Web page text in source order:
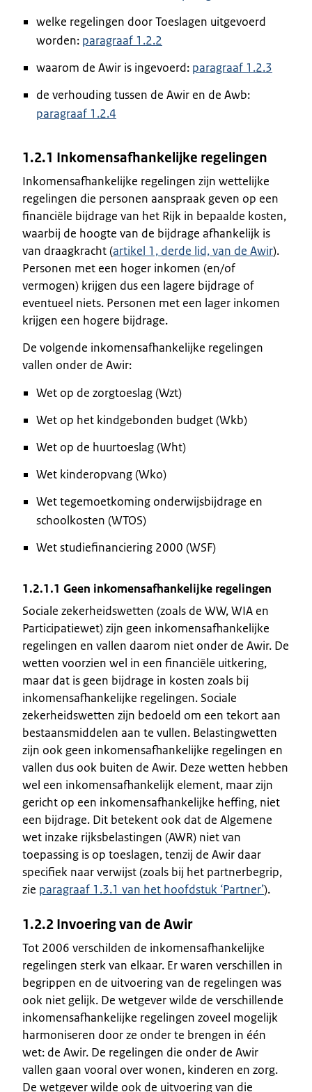
welke regelingen door Toeslagen uitgevoerd
worden: paragraaf 1.2.2
waarom de Awir is ingevoerd: paragraaf 1.2.3
de verhouding tussen de Awir en de Awb:
paragraaf 1.2.4
1.2.1 Inkomensafhankelijke regelingen
Inkomensafhankelijke regelingen zijn wettelijke
regelingen die personen aanspraak geven op een
financiële bijdrage van het Rijk in bepaalde kosten,
waarbij de hoogte van de bijdrage afhankelijk is
van draagkracht (artikel 1, derde lid, van de Awir).
Personen met een hoger inkomen (en/of
vermogen) krijgen dus een lagere bijdrage of
eventueel niets. Personen met een lager inkomen
krijgen een hogere bijdrage.
De volgende inkomensafhankelijke regelingen
vallen onder de Awir:
Wet op de zorgtoeslag (Wzt)
Wet op het kindgebonden budget (Wkb)
Wet op de huurtoeslag (Wht)
Wet kinderopvang (Wko)
Wet tegemoetkoming onderwijsbijdrage en
schoolkosten (WTOS)
Wet studiefinanciering 2000 (WSF)
1.2.1.1 Geen inkomensafhankelijke regelingen
Sociale zekerheidswetten (zoals de WW, WIA en
Participatiewet) zijn geen inkomensafhankelijke
regelingen en vallen daarom niet onder de Awir. De
wetten voorzien wel in een financiële uitkering,
maar dat is geen bijdrage in kosten zoals bij
inkomensafhankelijke regelingen. Sociale
zekerheidswetten zijn bedoeld om een tekort aan
bestaansmiddelen aan te vullen. Belastingwetten
zijn ook geen inkomensafhankelijke regelingen en
vallen dus ook buiten de Awir. Deze wetten hebben
wel een inkomensafhankelijk element, maar zijn
gericht op een inkomensafhankelijke heffing, niet
een bijdrage. Dit betekent ook dat de Algemene
wet inzake rijksbelastingen (AWR) niet van
toepassing is op toeslagen, tenzij de Awir daar
specifiek naar verwijst (zoals bij het partnerbegrip,
zie paragraaf 1.3.1 van het hoofdstuk ‘Partner’).
1.2.2 Invoering van de Awir
Tot 2006 verschilden de inkomensafhankelijke
regelingen sterk van elkaar. Er waren verschillen in
begrippen en de uitvoering van de regelingen was
ook niet gelijk. De wetgever wilde de verschillende
inkomensafhankelijke regelingen zoveel mogelijk
harmoniseren door ze onder te brengen in één
wet: de Awir. De regelingen die onder de Awir
vallen gaan vooral over wonen, kinderen en zorg.
De wetgever wilde ook de uitvoering van die